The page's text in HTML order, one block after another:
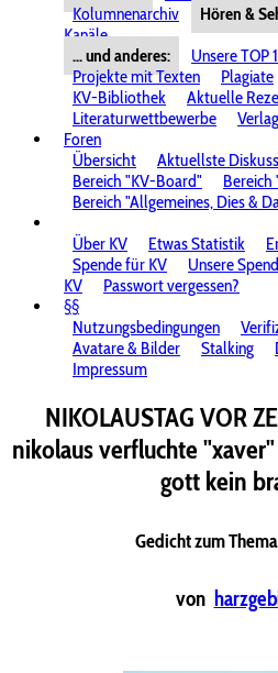
Kolumnenarchiv
Hören &
Kanäle
... und anderes:
Unsere TOP
Projekte mit Texten
Plagiate
KV-Bibliothek
Aktuelle
Literaturwettbewerbe
Foren
Übersicht
Aktuellste
Bereich "KV-Board"
Bereich "Allgemeines, Dies &
Über KV
Etwas Statistik
Spende für KV
Unsere
KV
Passwort vergessen?
§§
Nutzungsbedingungen
Avatare & Bilder
Stalking
Impressum
NIKOLAUSTAG VOR
nikolaus verfluchte
gott kein
Gedicht zum
von